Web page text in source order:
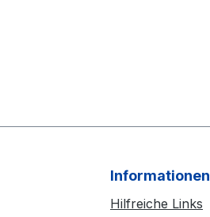
Informationen
Hilfreiche Links